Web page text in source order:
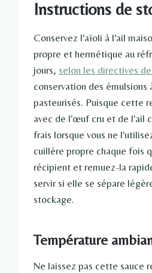
Instructions de
Conservez l'aïoli à l'ail
propre et hermétique au
jours, selon les directives
conservation des émulsions
pasteurisés. Puisque cette
avec de l'œuf cru et de l'ail
frais lorsque vous ne
cuillère propre chaque fois
récipient et remuez-la
servir si elle se sépare
stockage.
Température
Ne laissez pas cette sauce